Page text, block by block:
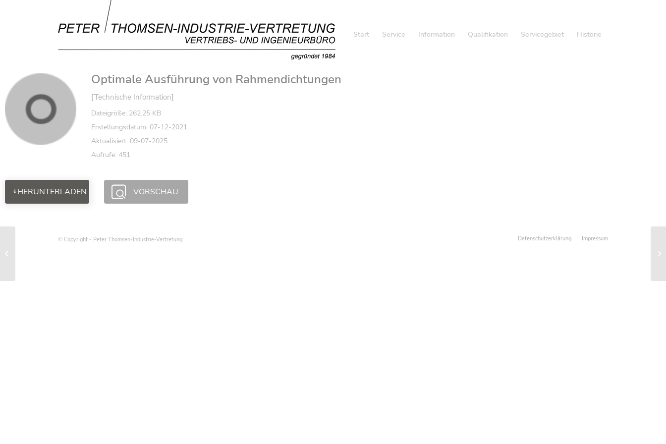
Start Service Information Qualifikation Servicegebiet Historie
Optimale Ausführung von Rahmendichtungen
[Technische Information]
Dateigröße: 262.25 KB
Erstellungsdatum: 07-12-2021
Aktualisiert: 09-07-2025
Aufrufe: 451
HERUNTERLADEN VORSCHAU
© Copyright - Peter Thomsen-Industrie-Vertretung Datenschutzerklärung Impressum